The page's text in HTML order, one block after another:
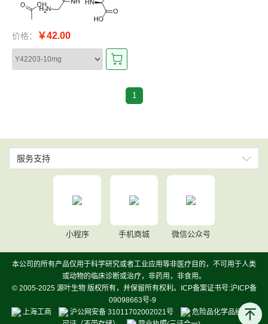
价格： ￥42.00
1
服务支持
小程序 手机商城 微信公众号
本公司的所有产品仅用于科学研究或者工业应用等非医疗目的，不可用于人类
或动物的临床诊断或治疗，非药用，非食用。
© 2005-2025 源叶生物 版权所有，并保留所有权利。ICP备案证书号:沪ICP备
09098663号-9
上海工商
沪公网安备 31011702002021号
危险品化学品经营许